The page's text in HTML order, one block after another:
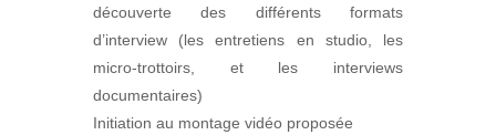
découverte des différents formats
d’interview (les entretiens en studio, les
micro-trottoirs, et les interviews
documentaires)
Initiation au montage vidéo proposée